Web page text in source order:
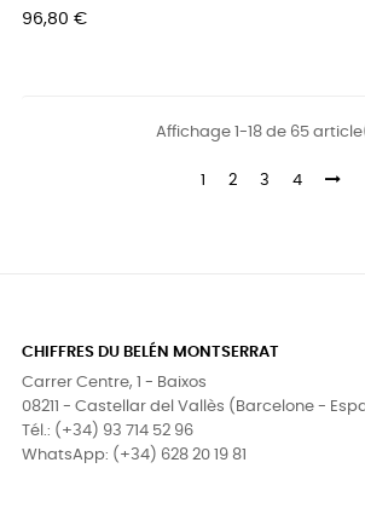
Prix
96,80 €
Affichage 1-18 de 65
1 2 3 4
CHIFFRES DU BELÉN MONTSERRAT
Carrer Centre, 1 - Baixos
08211 - Castellar del Vallès (Barcelone -
Tél.: (+34) 93 714 52 96
WhatsApp: (+34) 628 20 19 81